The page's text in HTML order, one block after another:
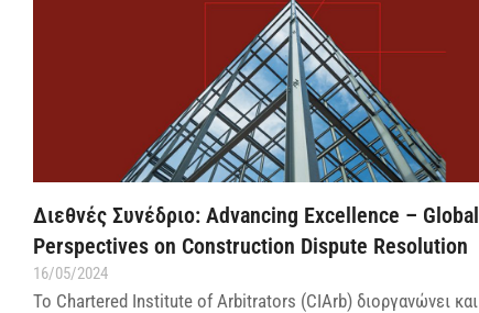
Διεθνές Συνέδριο: Advancing Excellence – Global
Perspectives on Construction Dispute Resolution
16/05/2024
Το Chartered Institute of Arbitrators (CIArb) διοργανώνει και